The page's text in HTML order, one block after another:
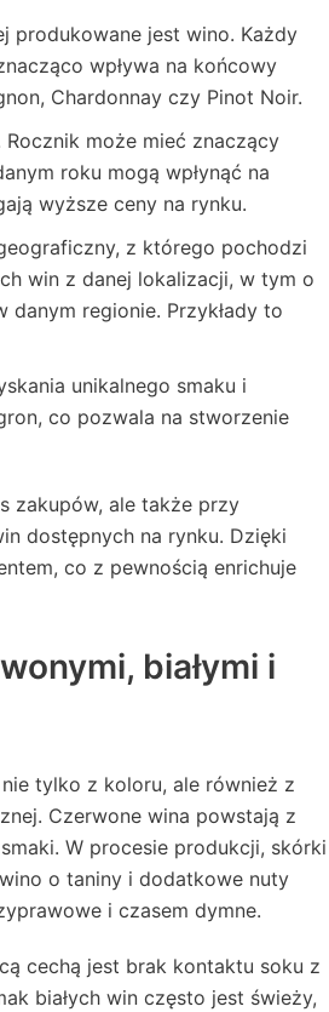
produkowane jest wino. Każdy
wpływa na końcowy
Chardonnay czy Pinot Noir.
może mieć znaczący
roku mogą wpłynąć na
wyższe ceny na rynku.
z którego pochodzi
win z danej lokalizacji, w tym o
regionie. Przykłady to
unikalnego smaku i
co pozwala na stworzenie
zakupów, ale także przy
dostępnych na rynku. Dzięki
co z pewnością enrichuje
białymi i
tylko z koloru, ale również z
Czerwone wina powstają z
W procesie produkcji, skórki
o taniny i dodatkowe nuty
i czasem dymne.
cechą jest brak kontaktu soku z
białych win często jest świeży,